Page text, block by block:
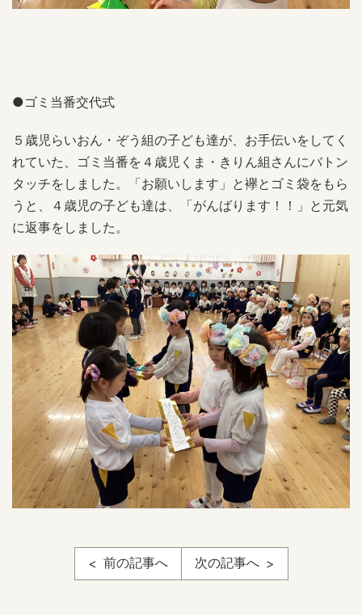
●ゴミ当番交代式
５歳児らいおん・ぞう組の子ども達が、お手伝いをしてく
れていた、ゴミ当番を４歳児くま・きりん組さんにバトン
タッチをしました。「お願いします」と襷とゴミ袋をもら
うと、４歳児の子ども達は、「がんばります！！」と元気
に返事をしました。
前の記事へ 次の記事へ